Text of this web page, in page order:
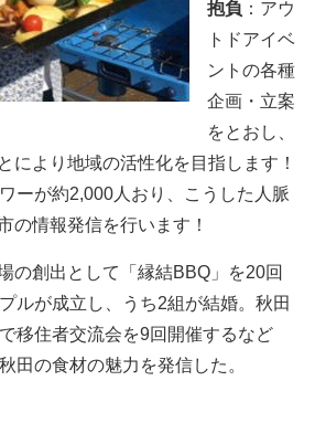
抱負 ：アウ
トドアイベ
ントの各種
企画・立案
をとおし、
により地域の活性化を目指します！
ーが約2,000人おり、こうした人脈
の情報発信を行います！
の創出として「縁結BBQ」を20回
ルが成立し、うち2組が結婚。秋田
移住者交流会を9回開催するなど
田の食材の魅力を発信した。